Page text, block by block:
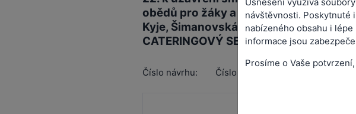
obědů pro žáky a zaměstnance mezi
Kyje, Šimanovská 16, příspěvková
CATERINGOVÝ SERVIS s.r.o., zařízení
Číslo návrhu: Číslo usnesení:
návštěvnosti. Poskytnuté
nabízeného obsahu i
informace jsou
Prosíme o Vaše